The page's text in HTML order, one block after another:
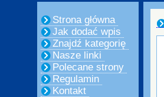
Strona główna
Jak dodać wpis
Znajdź kategorię
Nasze linki
Polecane strony
Regulamin
Kontakt